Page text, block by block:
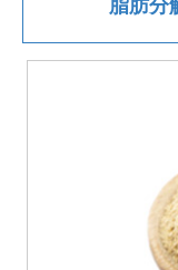
脂肪分